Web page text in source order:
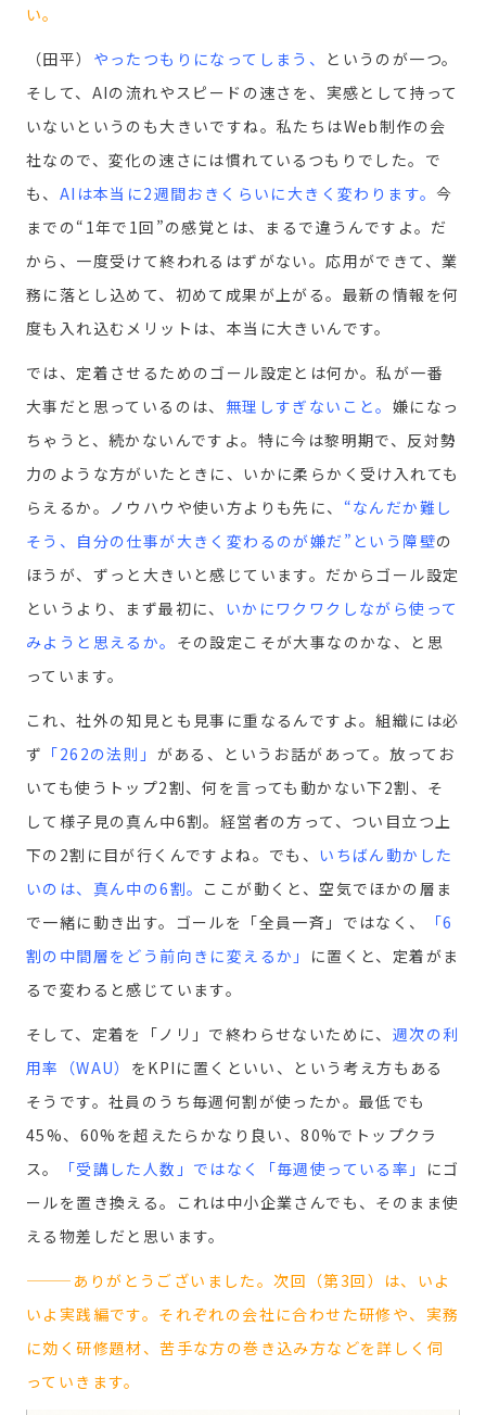
い。
（田平） やったつもりになってしまう 、 というのが一つ。
そして、AIの流れやスピードの速さを、実感として持って
いないというのも大きいですね。私たちはWeb制作の会
社なので、変化の速さには慣れているつもりでした。で
も、 AIは本当に2週間おきくらいに大きく変わります。 今
までの“1年で1回”の感覚とは、まるで違うんですよ。だ
から、一度受けて終われるはずがない。応用ができて、業
務に落とし込めて、初めて成果が上がる。最新の情報を何
度も入れ込むメリットは、本当に大きいんです。
では、定着させるためのゴール設定とは何か。私が一番
大事だと思っているのは、 無理しすぎないこと。 嫌になっ
ちゃうと、続かないんですよ。特に今は黎明期で、反対勢
力のような方がいたときに、いかに柔らかく受け入れても
らえるか。ノウハウや使い方よりも先に、 “なんだか難し
そう、自分の仕事が大きく変わるのが嫌だ”という障壁の
ほうが、ずっと大きいと感じています。だからゴール設定
というより、まず最初に、 いかにワクワクしながら使って
みようと思えるか。 その設定こそが大事なのかな、と思
っています。
これ、社外の知見とも見事に重なるんですよ。組織には必
ず 「262の法則」 がある、というお話があって。放ってお
いても使うトップ2割、何を言っても動かない下2割、そ
して様子見の真ん中6割。経営者の方って、つい目立つ上
下の2割に目が行くんですよね。でも、 いちばん動かした
いのは、真ん中の6割。 ここが動くと、空気でほかの層ま
で一緒に動き出す。ゴールを「全員一斉」ではなく、
「6
割の中間層をどう前向きに変えるか」
に置くと、定着がま
るで変わると感じています。
そして、定着を「ノリ」で終わらせないために、 週次の利
用率（WAU） をKPIに置くといい、という考え方もある
そうです。社員のうち毎週何割が使ったか。最低でも
45%、60%を超えたらかなり良い、80%でトップクラ
ス。
「受講した人数」ではなく「毎週使っている率」
にゴ
ールを置き換える。これは中小企業さんでも、そのまま使
える物差しだと思います。
———ありがとうございました。次回（第3回）は、いよ
いよ実践編です。それぞれの会社に合わせた研修や、実務
に効く研修題材、苦手な方の巻き込み方などを詳しく伺
っていきます。